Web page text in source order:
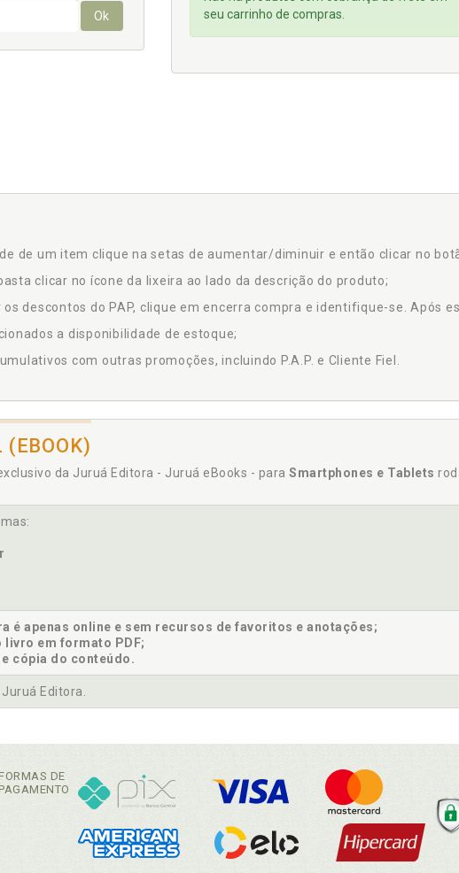
Ok
seu carrinho de compras.
de um item clique na setas de aumentar/diminuir e então clicar no
clicar no ícone da lixeira ao lado da descrição do produto;
descontos do PAP, clique em encerra compra e identifique-se. Após
a disponibilidade de estoque;
com outras promoções, incluindo P.A.P. e Cliente Fiel.
(EBOOK)
da Juruá Editora - Juruá eBooks - para Smartphones e Tablets
é apenas online e sem recursos de favoritos e anotações;
livro em formato PDF;
cópia do conteúdo.
Editora.
DE
PAGAMENTO